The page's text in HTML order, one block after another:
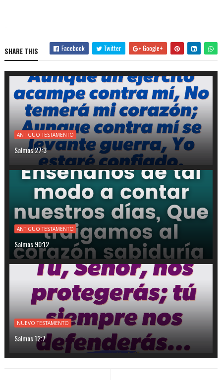
-
SHARE THIS Facebook Twitter Google+
ANTIGUO TESTAMENTO
Salmos 27:3
ANTIGUO TESTAMENTO
Salmos 90:12
NUEVO TESTAMENTO
Salmos 12:7